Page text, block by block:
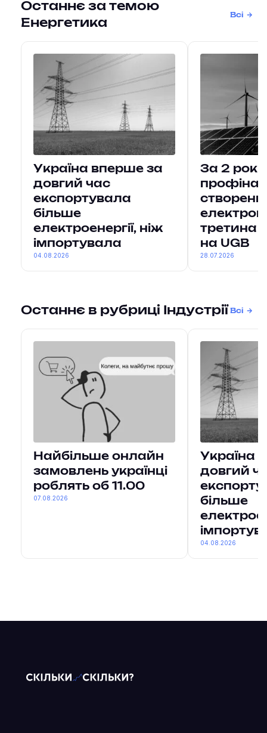
Останнє за темою
Енергетика
Всі
Україна вперше за
довгий час
експортувала
більше
електроенергії, ніж
імпортувала
04.08.2026
За 2
третина
на UGB
28.07.2026
Останнє в рубриці Індустрії Всі
Найбільше онлайн
замовлень українці
роблять об 11.00
07.08.2026
Україна
довгий
більше
04.08.2026